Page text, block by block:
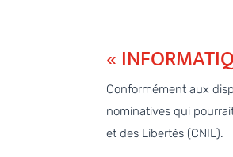
«
Conformément aux
nominatives qui
et des Libertés (CNIL).